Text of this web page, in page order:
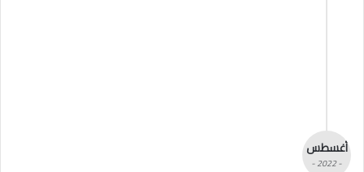
أغسطس
- 2022 -